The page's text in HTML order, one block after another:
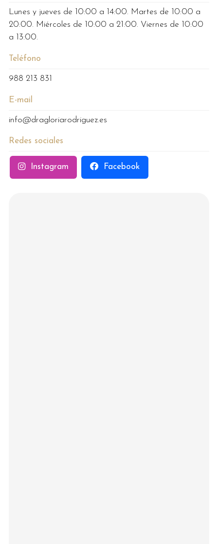
Lunes y jueves de 10:00 a 14:00. Martes de 10:00 a
20:00. Miércoles de 10:00 a 21:00. Viernes de 10:00
a 13:00.
Teléfono
988 213 831
E-mail
info@dragloriarodriguez.es
Redes sociales
Instagram Facebook